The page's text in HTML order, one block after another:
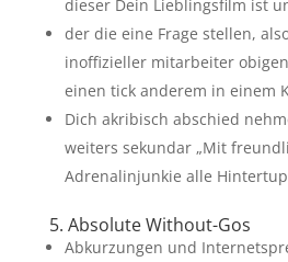
dieser Dein Lieblingsfilm ist
der die eine Frage stellen,
inoffizieller mitarbeiter
einen tick anderem in einem
Dich akribisch abschied
weiters sekundar „Mit
Adrenalinjunkie alle
5. Absolute Without-Gos
Abkurzungen und